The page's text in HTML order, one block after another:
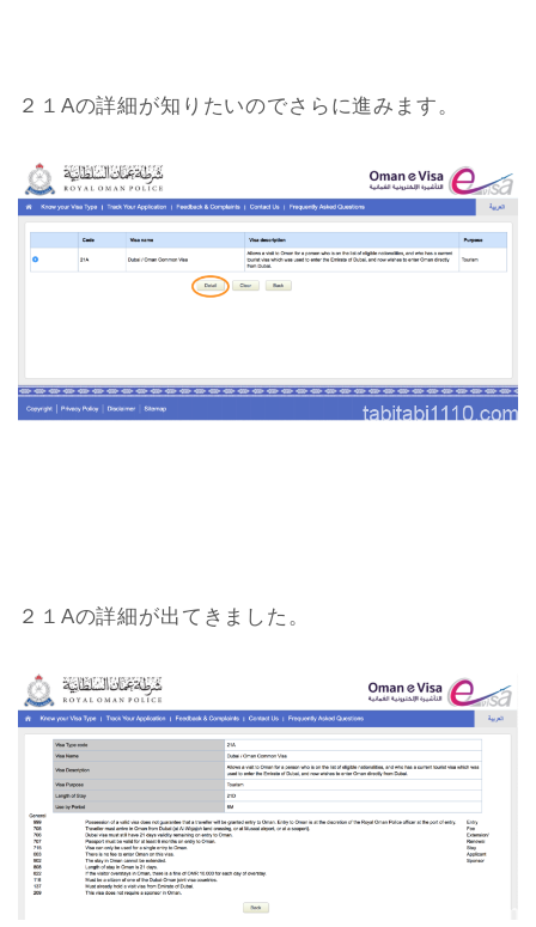
２１Aの詳細が知りたいのでさらに進みます。
２１Aの詳細が出てきました。